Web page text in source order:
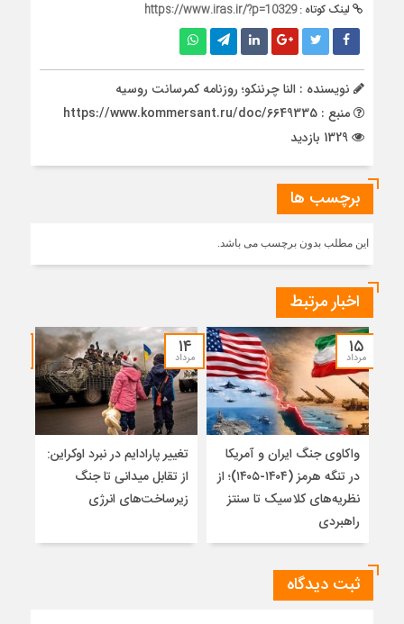
لینک کوتاه :https://www.iras.ir/?p=10329
نویسنده : النا چرننکو؛ روزنامه کمرسانت روسیه
منبع : https://www.kommersant.ru/doc/6649335
برچسب ها
این مطلب بدون برچسب می باشد.
اخبار مرتبط
۱۵
مرداد
واکاوی جنگ ایران و آمریکا
در تنگه هرمز (۱۴۰۴-۱۴۰۵)؛ از
نظریه‌های کلاسیک تا سنتز
راهبردی
۱۴
مرداد
تغییر پارادایم در نبرد اوکراین:
از تقابل میدانی تا جنگ
زیرساخت‌های انرژی
ثبت دیدگاه